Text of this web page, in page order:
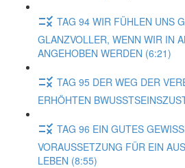
TAG 94 WIR FÜHLEN UNS
GLANZVOLLER, WENN WIR IN
ANGEHOBEN WERDEN (6:21)
TAG 95 DER WEG DER
ERHÖHTEN
TAG 96 EIN GUTES
VORAUSSETZUNG FÜR EIN
LEBEN (8:55)